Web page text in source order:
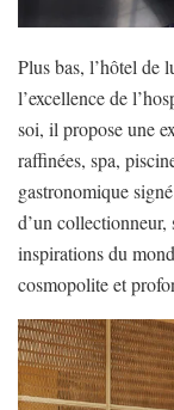
Plus bas, l’hôtel de
l’excellence de
soi, il propose une
raffinées, spa,
gastronomique
d’un
inspirations du
cosmopolite et